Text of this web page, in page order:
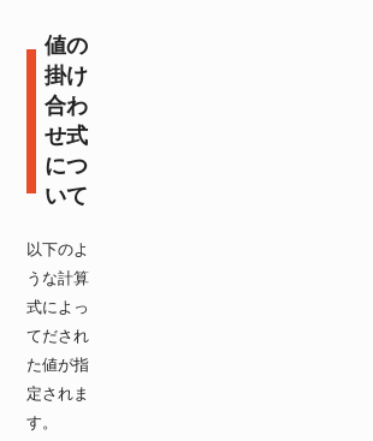
値の
掛け
合わ
せ式
につ
いて
以下のよ
うな計算
式によっ
てだされ
た値が指
定されま
す。